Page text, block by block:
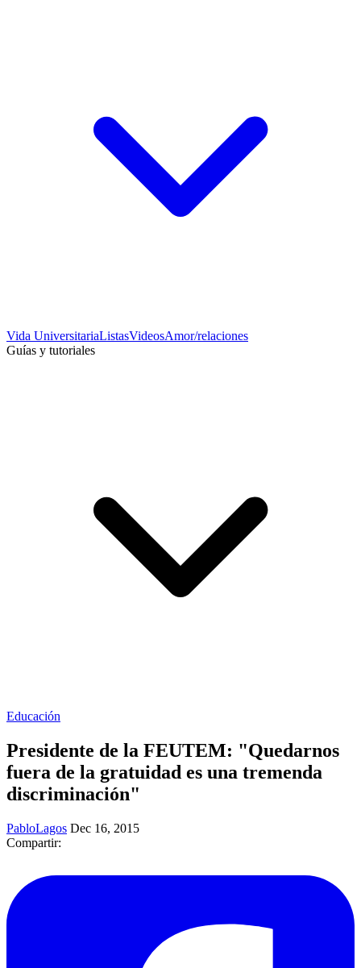
Vida UniversitariaListasVideosAmor/relaciones
Guías y tutoriales
Educación
Presidente de la FEUTEM: "Quedarnos
fuera de la gratuidad es una tremenda
discriminación"
PabloLagos Dec 16, 2015
Compartir: